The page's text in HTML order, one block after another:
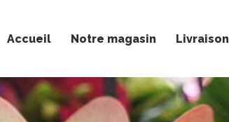
Accueil Notre magasin Livraison